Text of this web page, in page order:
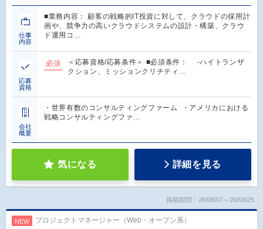
仕事
内容
■業務内容： 顧客の戦略的IT投資に対して、クラウドの採用計
画や、競争力の高いクラウドシステムの設計・構築、クラウ
ド運用コ…
応募
資格
必須
＜応募資格/応募条件＞ ■必須条件： -ハイトランザ
クション、ミッションクリチティ…
会社
概要
・世界有数のコンサルティングファーム ・アメリカにおける
戦略コンサルティングファ…
気になる 詳細を見る
掲載期間：26/08/07～26/08/25
NEW プロジェクトマネージャー（Web・オープン系）